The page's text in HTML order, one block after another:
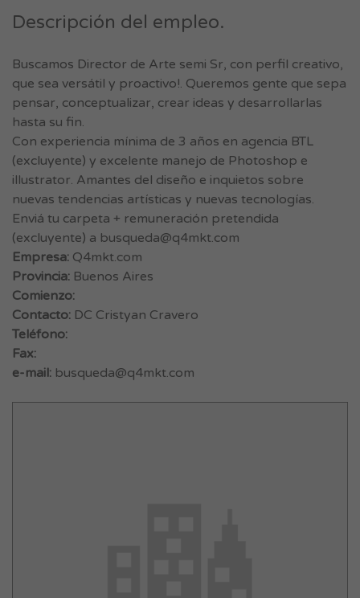
Descripción del empleo.
Buscamos Director de Arte semi Sr, con perfil creativo,
que sea versátil y proactivo!. Queremos gente que sepa
pensar, conceptualizar, crear ideas y desarrollarlas
hasta su fin.
Con experiencia mínima de 3 años en agencia BTL
(excluyente) y excelente manejo de Photoshop e
illustrator. Amantes del diseño e inquietos sobre
nuevas tendencias artísticas y nuevas tecnologías.
Enviá tu carpeta + remuneración pretendida
(excluyente) a busqueda@q4mkt.com
Empresa: Q4mkt.com
Provincia: Buenos Aires
Comienzo:
Contacto: DC Cristyan Cravero
Teléfono:
Fax:
e-mail: busqueda@q4mkt.com